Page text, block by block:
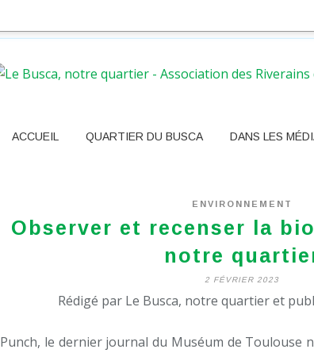
ACCUEIL QUARTIER DU BUSCA DANS LES
ENVIRONNEMENT
Observer et recenser la
notre
2 FÉVRIER 2023
Rédigé par Le Busca, notre quartier et
Punch, le dernier journal du Muséum de Toulouse